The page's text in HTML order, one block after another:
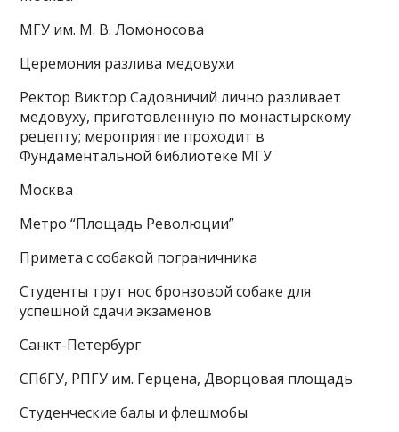
МГУ им. М. В. Ломоносова
Церемония разлива медовухи
Ректор Виктор Садовничий лично разливает
медовуху, приготовленную по монастырскому
рецепту; мероприятие проходит в
Фундаментальной библиотеке МГУ
Москва
Метро “Площадь Революции”
Примета с собакой пограничника
Студенты трут нос бронзовой собаке для
успешной сдачи экзаменов
Санкт-Петербург
СПбГУ, РПГУ им. Герцена, Дворцовая площадь
Студенческие балы и флешмобы